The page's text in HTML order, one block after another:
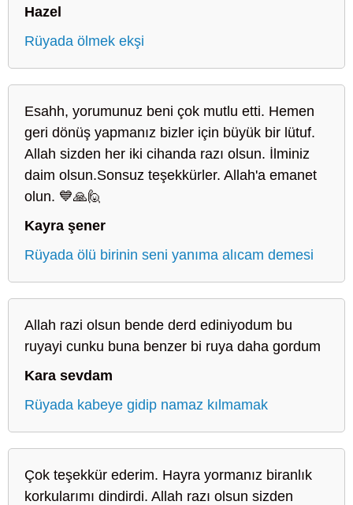
Hazel
Rüyada ölmek ekşi
Esahh, yorumunuz beni çok mutlu etti. Hemen
geri dönüş yapmanız bizler için büyük bir lütuf.
Allah sizden her iki cihanda razı olsun. İlminiz
daim olsun.Sonsuz teşekkürler. Allah'a emanet
olun. 💙🙏🙋
Kayra şener
Rüyada ölü birinin seni yanıma alıcam demesi
Allah razi olsun bende derd ediniyodum bu
ruyayi cunku buna benzer bi ruya daha gordum
Kara sevdam
Rüyada kabeye gidip namaz kılmamak
Çok teşekkür ederim. Hayra yormanız biranlık
korkularımı dindirdi. Allah razı olsun sizden